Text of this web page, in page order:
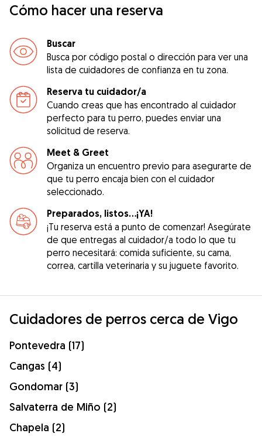
Cómo hacer una reserva
Buscar
Busca por código postal o dirección para ver una
lista de cuidadores de confianza en tu zona.
Reserva tu cuidador/a
Cuando creas que has encontrado al cuidador
perfecto para tu perro, puedes enviar una
solicitud de reserva.
Meet & Greet
Organiza un encuentro previo para asegurarte de
que tu perro encaja bien con el cuidador
seleccionado.
Preparados, listos...¡YA!
¡Tu reserva está a punto de comenzar! Asegúrate
de que entregas al cuidador/a todo lo que tu
perro necesitará: comida suficiente, su cama,
correa, cartilla veterinaria y su juguete favorito.
Cuidadores de perros cerca de Vigo
Pontevedra (17)
Cangas (4)
Gondomar (3)
Salvaterra de Miño (2)
Chapela (2)